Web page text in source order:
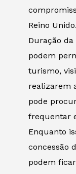
Reino Unido.
Duração da
podem
turismo,
realizarem
pode
frequentar
Enquanto
concessão
podem